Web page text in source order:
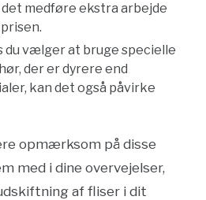
medføre ekstra arbejde
du vælger at bruge specielle
der er dyrere end
kan det også påvirke
opmærksom på disse
med i dine overvejelser,
af fliser i dit